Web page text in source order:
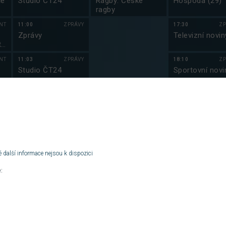
11:00 ZPRÁVY
Zprávy
11:03 ZPRÁVY
Studio ČT24
ragby
17:30
Televizní
18:10
Sportovní
další informace nejsou k dispozici